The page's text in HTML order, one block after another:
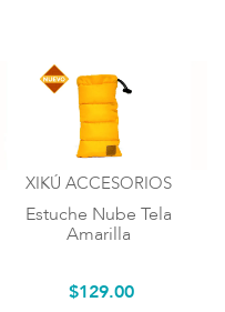
XIKÚ ACCESORIOS
Estuche Nube Tela
Amarilla
$129.00